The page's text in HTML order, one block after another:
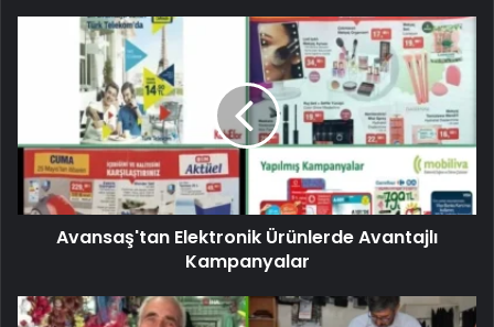
Avansaş'tan Elektronik Ürünlerde Avantajlı
Kampanyalar